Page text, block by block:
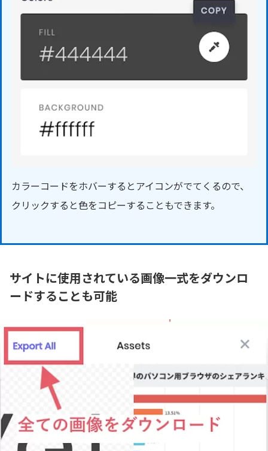
カラーコードをホバーするとアイコンがでてくるので、
クリックすると色をコピーすることもできます。
サイトに使用されている画像一式をダウンロ
ードすることも可能